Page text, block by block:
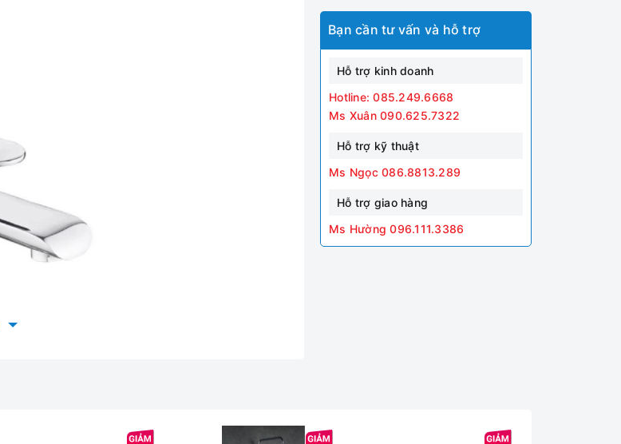
Bạn cần tư vấn và hỗ trợ
Hỗ trợ kinh doanh
Hotline: 085.249.6668
Ms Xuân 090.625.7322
Hỗ trợ kỹ thuật
Ms Ngọc 086.8813.289
Hỗ trợ giao hàng
Ms Hường 096.111.3386